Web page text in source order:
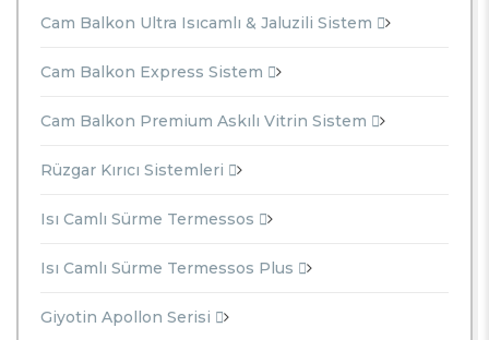
Cam Balkon Ultra Isıcamlı & Jaluzili Sistem
Cam Balkon Express Sistem
Cam Balkon Premium Askılı Vitrin Sistem
Rüzgar Kırıcı Sistemleri
Isı Camlı Sürme Termessos
Isı Camlı Sürme Termessos Plus
Giyotin Apollon Serisi